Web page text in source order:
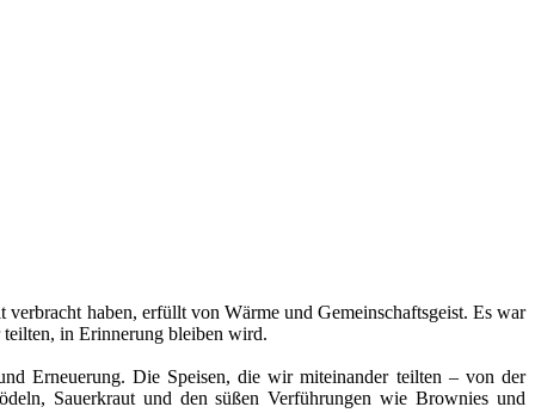
haben, erfüllt von Wärme und Gemeinschaftsgeist. Es war
in Erinnerung bleiben wird.
Erneuerung. Die Speisen, die wir miteinander teilten – von der
Sauerkraut und den süßen Verführungen wie Brownies und